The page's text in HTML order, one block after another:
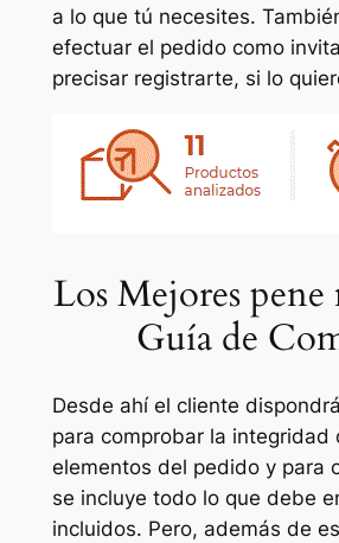
a lo que tú necesites.
efectuar el pedido como
precisar registrarte, si lo
Los Mejores pene
Guía de
Desde ahí el cliente
para comprobar la integridad
elementos del pedido y para
se incluye todo lo que debe
incluidos. Pero, además de